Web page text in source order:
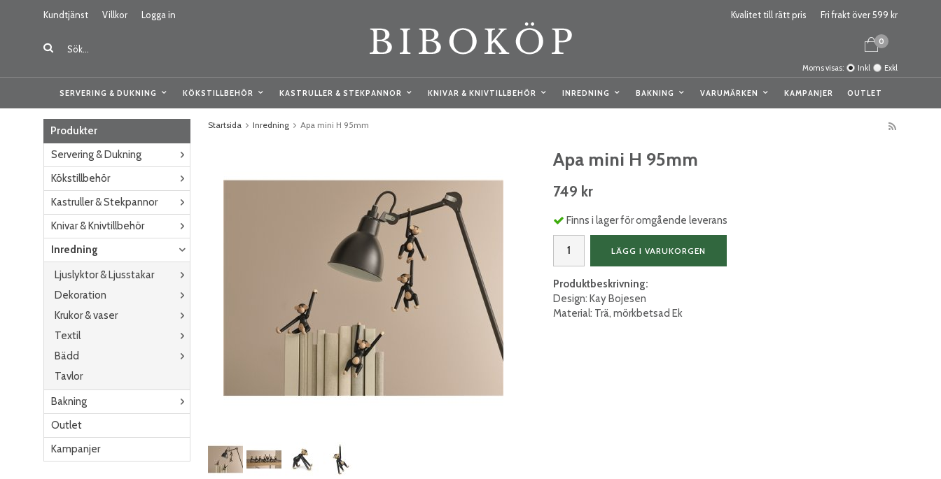
Kundtjänst Villkor Logga in Kvalitet till rätt pris Fri frakt över 599 kr
0
Moms visas: Inkl Exkl
SERVERING & DUKNING KÖKSTILLBEHÖR KASTRULLER & STEKPANNOR KNIVAR & KNIVTILLBEHÖR INREDNING BAKNING VARUMÄRKEN KAMPANJER OUTLET
Produkter
Servering & Dukning
Kökstillbehör
Kastruller & Stekpannor
Knivar & Knivtillbehör
Inredning
Ljuslyktor & Ljusstakar
Dekoration
Krukor & vaser
Textil
Bädd
Tavlor
Bakning
Outlet
Kampanjer
Startsida Inredning Apa mini H 95mm
Apa mini H 95mm
749 kr
Finns i lager för omgående leverans
LÄGG I VARUKORGEN
Produktbeskrivning:
Design: Kay Bojesen
Material: Trä, mörkbetsad Ek